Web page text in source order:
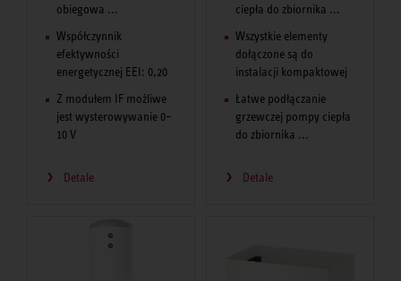
obiegowa ...
Współczynnik
efektywności
energetycznej EEI: 0,20
Z modułem IF możliwe
jest wysterowywanie 0–
10 V
Detale
ciepła do zbiornika ...
Wszystkie elementy
dołączone są do
instalacji kompaktowej
Łatwe podłączanie
grzewczej pompy ciepła
do zbiornika ...
Detale